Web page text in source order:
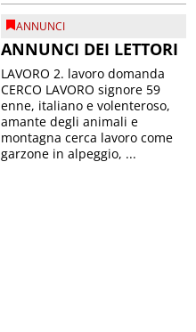
ANNUNCI
ANNUNCI DEI LETTORI
LAVORO 2. lavoro domanda
CERCO LAVORO signore 59
enne, italiano e volenteroso,
amante degli animali e
montagna cerca lavoro come
garzone in alpeggio, ...